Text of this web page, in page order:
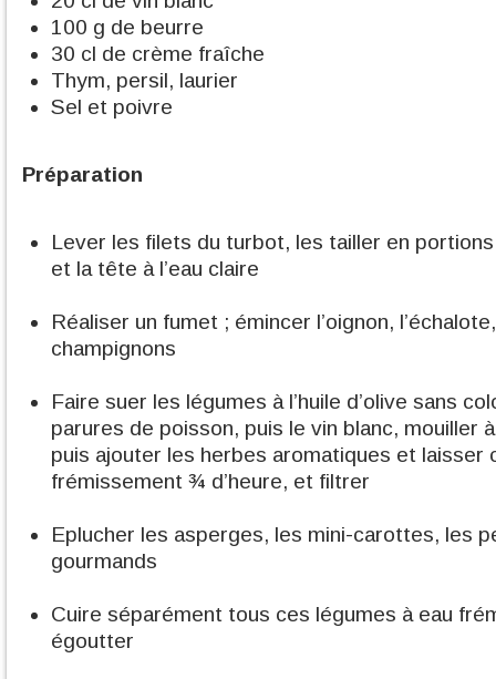
100 g de beurre
30 cl de crème fraîche
Thym, persil, laurier
Sel et poivre
Préparation
Lever les filets du turbot, les tailler en
et la tête à l’eau claire
Réaliser un fumet ; émincer l’oignon,
champignons
Faire suer les légumes à l’huile d’olive sans
parures de poisson, puis le vin blanc, mouiller
puis ajouter les herbes aromatiques et laisser
frémissement ¾ d’heure, et filtrer
Eplucher les asperges, les mini-carottes, les
gourmands
Cuire séparément tous ces légumes à eau
égoutter